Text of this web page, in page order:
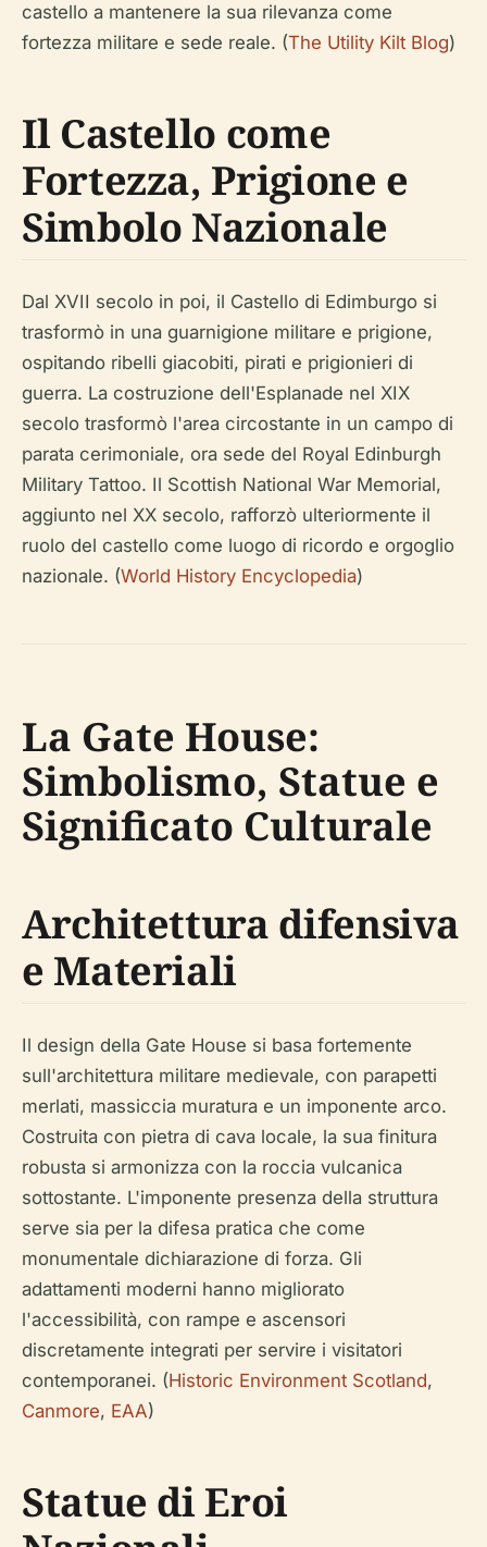
castello a mantenere la sua rilevanza come
fortezza militare e sede reale. (The Utility Kilt Blog)
Il Castello come
Fortezza, Prigione e
Simbolo Nazionale
Dal XVII secolo in poi, il Castello di Edimburgo si
trasformò in una guarnigione militare e prigione,
ospitando ribelli giacobiti, pirati e prigionieri di
guerra. La costruzione dell'Esplanade nel XIX
secolo trasformò l'area circostante in un campo di
parata cerimoniale, ora sede del Royal Edinburgh
Military Tattoo. Il Scottish National War Memorial,
aggiunto nel XX secolo, rafforzò ulteriormente il
ruolo del castello come luogo di ricordo e orgoglio
nazionale. (World History Encyclopedia)
La Gate House:
Simbolismo, Statue e
Significato Culturale
Architettura difensiva
e Materiali
Il design della Gate House si basa fortemente
sull'architettura militare medievale, con parapetti
merlati, massiccia muratura e un imponente arco.
Costruita con pietra di cava locale, la sua finitura
robusta si armonizza con la roccia vulcanica
sottostante. L'imponente presenza della struttura
serve sia per la difesa pratica che come
monumentale dichiarazione di forza. Gli
adattamenti moderni hanno migliorato
l'accessibilità, con rampe e ascensori
discretamente integrati per servire i visitatori
contemporanei. (Historic Environment Scotland,
Canmore, EAA)
Statue di Eroi